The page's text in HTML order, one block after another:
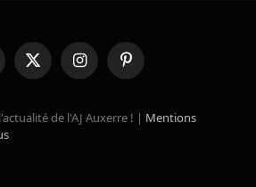
X
(Twitter)
InstagramPinterest
de l'AJ Auxerre ! | Mentions